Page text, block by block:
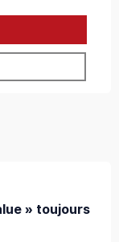
» toujours